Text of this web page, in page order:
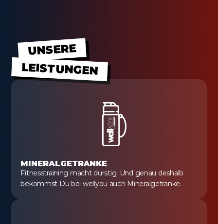
UNSERE
LEISTUNGEN
MINERALGETRÄNKE
Fitnesstraining macht durstig. Und genau deshalb
bekommst Du bei wellyou auch Mineralgetränke.